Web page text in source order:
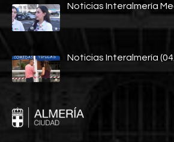
Noticias Interalmería
Noticias Interalmería